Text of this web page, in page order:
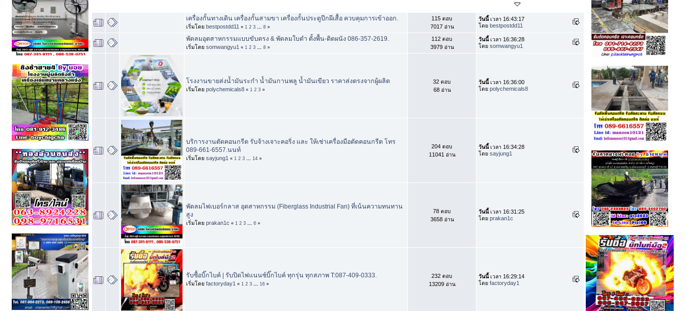
กระทู้ล่าสุด
เครื่องกั้นทางเดิน เครื่องกั้นสามขา เครื่องกั้นประตูปีกผีเสื้อ ควบคุมการเข้าออก.
เริ่มโดย bestpostdd11 « 1 2 3 8 »
115 ตอบ
7017 อ่าน
วันนี้เวลา 16:43:17
โดย bestpostdd11
พัดลมอุตสาหกรรมแบบขับตรง & พัดลมใบดำ ตั้งพื้น-ติดผนัง 086-357-2619.
เริ่มโดย somwangyu1 « 1 2 3 8 »
112 ตอบ
3979 อ่าน
วันนี้เวลา 16:36:28
โดย somwangyu1
โรงงานขายส่งน้ำมันระกำ น้ำมันกานพลู น้ำมันเขียว ราคาส่งตรงจากผู้ผลิต
เริ่มโดย polychemicals8 « 1 2 3 »
32 ตอบ
68 อ่าน
วันนี้เวลา 16:36:00
โดย polychemicals8
บริการงานตัดคอนกรีต รับจ้างเจาะคอริ่ง และ ให้เช่าเครื่องมือตัดคอนกรีต โทร
089-661-6557.นนท์
เริ่มโดย sayjung1 « 1 2 3 14 »
204 ตอบ
11041 อ่าน
วันนี้เวลา 16:34:28
โดย sayjung1
พัดลมไฟเบอร์กลาส อุตสาหกรรม (Fiberglass Industrial Fan) ที่เน้นความทนทาน
สูง
เริ่มโดย prakan1c « 1 2 3 6 »
78 ตอบ
3658 อ่าน
วันนี้เวลา 16:31:25
โดย prakan1c
รับซื้อบิ๊กไบค์ | รับปิดไฟแนนซ์บิ๊กไบค์ ทุกรุ่น ทุกสภาพ T:087-409-0333.
เริ่มโดย factoryday1 « 1 2 3 16 »
232 ตอบ
13209 อ่าน
วันนี้เวลา 16:29:14
โดย factoryday1